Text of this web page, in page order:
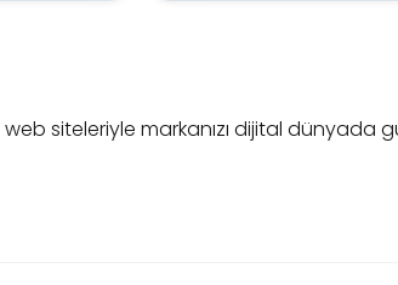
siteleriyle markanızı dijital dünyada